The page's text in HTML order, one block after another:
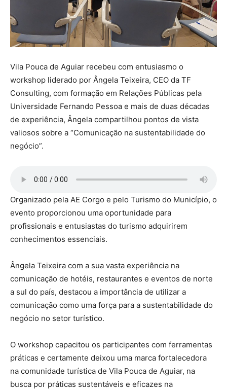
Vila Pouca de Aguiar recebeu com entusiasmo o
workshop liderado por Ângela Teixeira, CEO da TF
Consulting, com formação em Relações Públicas pela
Universidade Fernando Pessoa e mais de duas décadas
de experiência, Ângela compartilhou pontos de vista
valiosos sobre a “Comunicação na sustentabilidade do
negócio”.
Organizado pela AE Corgo e pelo Turismo do Município, o
evento proporcionou uma oportunidade para
profissionais e entusiastas do turismo adquirirem
conhecimentos essenciais.
Ângela Teixeira com a sua vasta experiência na
comunicação de hotéis, restaurantes e eventos de norte
a sul do país, destacou a importância de utilizar a
comunicação como uma força para a sustentabilidade do
negócio no setor turístico.
O workshop capacitou os participantes com ferramentas
práticas e certamente deixou uma marca fortalecedora
na comunidade turística de Vila Pouca de Aguiar, na
busca por práticas sustentáveis e eficazes na